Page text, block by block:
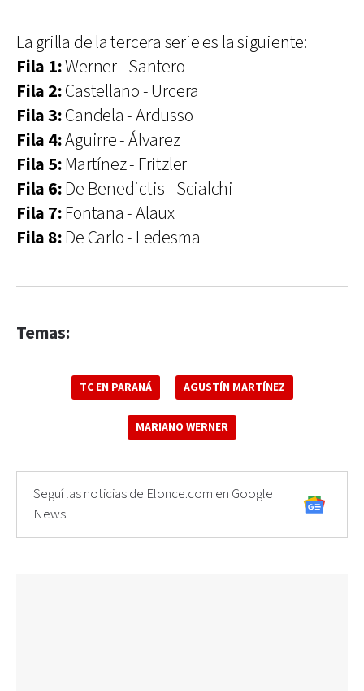
La grilla de la tercera serie es la siguiente:
Fila 1:Werner - Santero
Fila 2:Castellano - Urcera
Fila 3:Candela - Ardusso
Fila 4:Aguirre - Álvarez
Fila 5:Martínez - Fritzler
Fila 6:De Benedictis - Scialchi
Fila 7:Fontana - Alaux
Fila 8:De Carlo - Ledesma
Temas:
TC EN PARANÁ AGUSTÍN MARTÍNEZ
MARIANO WERNER
Seguí las noticias de Elonce.com en Google
News